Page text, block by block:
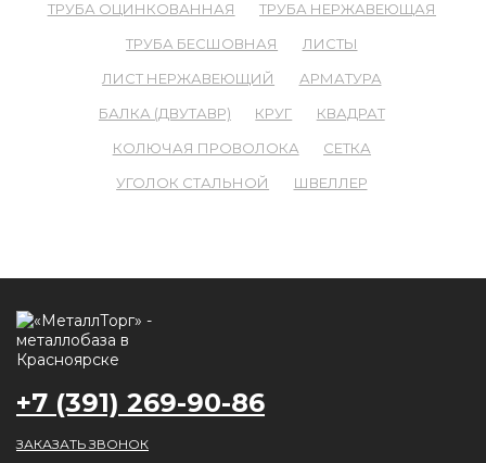
ТРУБА ОЦИНКОВАННАЯ
ТРУБА НЕРЖАВЕЮЩАЯ
ТРУБА БЕСШОВНАЯ
ЛИСТЫ
ЛИСТ НЕРЖАВЕЮЩИЙ
АРМАТУРА
БАЛКА (ДВУТАВР)
КРУГ
КВАДРАТ
КОЛЮЧАЯ ПРОВОЛОКА
СЕТКА
УГОЛОК СТАЛЬНОЙ
ШВЕЛЛЕР
+7 (391) 269-90-86
ЗАКАЗАТЬ ЗВОНОК